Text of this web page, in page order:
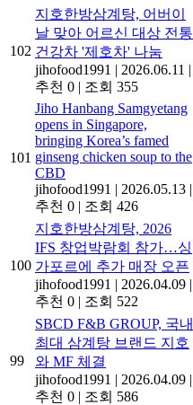
102
지호한방삼계탕, 어버이
날 맞아 어르신 대상 전통
건강차 '제호차' 나눔
jihofood1991 | 2026.06.11 |
추천 0 | 조회 355
101
Jiho Hanbang Samgyetang
opens in Singapore,
bringing Korea’s famed
ginseng chicken soup to the
CBD
jihofood1991 | 2026.05.13 |
추천 0 | 조회 426
100
지호한방삼계탕, 2026
IFS 창업박람회 참가…싱
가포르에 추가 매장 오픈
jihofood1991 | 2026.04.09 |
추천 0 | 조회 522
99
SBCD F&B GROUP, 국내
최대 삼계탕 브랜드 지호
와 MF 체결
jihofood1991 | 2026.04.09 |
추천 0 | 조회 586